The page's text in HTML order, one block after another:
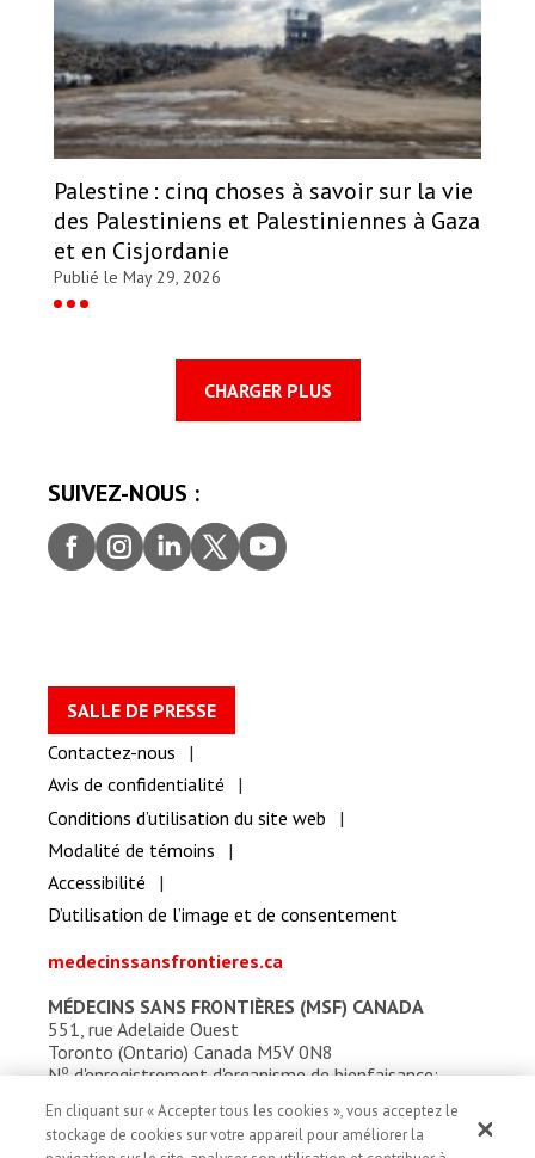
Palestine : cinq choses à savoir sur la vie
des Palestiniens et Palestiniennes à Gaza
et en Cisjordanie
Publié le May 29, 2026
CHARGER PLUS
SUIVEZ-NOUS :
Faceb
ook
Insta
gram
Linke
dIn
Twitt
er
youtu
be
SALLE DE PRESSE
Contactez-nous
Avis de confidentialité
Conditions d’utilisation du site web
Modalité de témoins
Accessibilité
D’utilisation de l’image et de consentement
medecinssansfrontieres.ca
MÉDECINS SANS FRONTIÈRES (MSF) CANADA
551, rue Adelaide Ouest
Toronto (Ontario) Canada M5V 0N8
Nod'enregistrement d'organisme de bienfaisance:
En cliquant sur « Accepter tous les cookies », vous acceptez le
stockage de cookies sur votre appareil pour améliorer la